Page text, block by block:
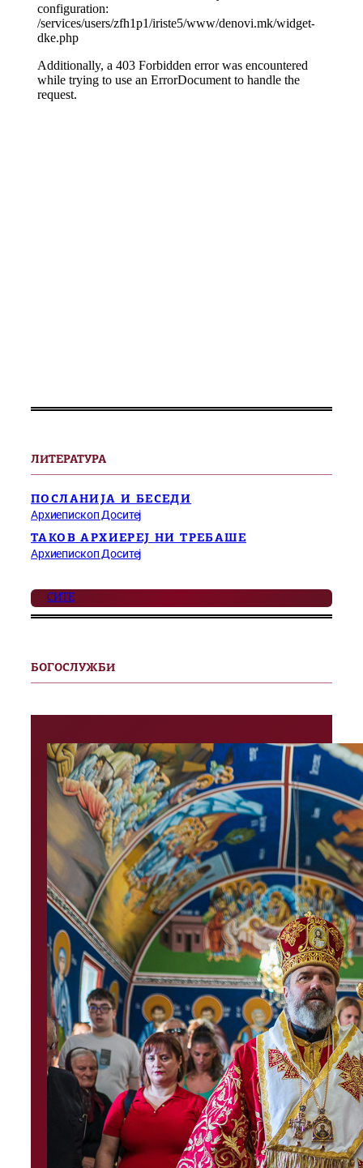
ЛИТЕРАТУРА
ПОСЛАНИЈА И БЕСЕДИ
Архиепископ Доситеј
ТАКОВ АРХИЕРЕЈ НИ ТРЕБАШЕ
Архиепископ Доситеј
СИТЕ
БОГОСЛУЖБИ